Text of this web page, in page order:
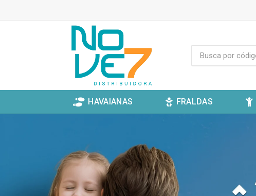
HAVAIANAS FRALDAS